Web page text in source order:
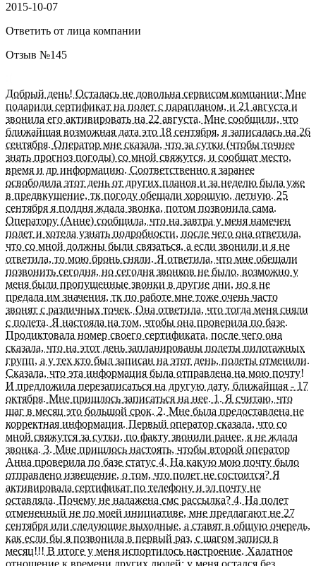
2015-10-07
Ответить от лица компании
Отзыв №145
Добрый день! Осталась не довольна сервисом компании: Мне
подарили сертификат на полет с парапланом, и 21 августа и
звонила его активировать на 22 августа. Мне сообщили, что
ближайшая возможная дата это 18 сентября, я записалась на 26
сентября. Оператор мне сказала, что за сутки (чтобы точнее
знать прогноз погоды) со мной свяжутся, и сообщат место,
время и др информацию. Соответственно я заранее
освободила этот день от других планов и за неделю была уже
в предвкушение, тк погоду обещали хорошую, летную. 25
сентября я полдня ждала звонка, потом позвонила сама.
Оператору (Анне) сообщила, что на завтра у меня намечен
полет и хотела узнать подробности, после чего она ответила,
что со мной должны были связаться, а если звонили и я не
ответила, то мою бронь сняли. Я ответила, что мне обещали
позвонить сегодня, но сегодня звонков не было, возможно у
меня были пропущенные звонки в другие дни, но я не
предала им значения, тк по работе мне тоже очень часто
звонят с различных точек. Она ответила, что тогда меня сняли
с полета. Я настояла на том, чтобы она проверила по базе.
Продиктовала номер своего сертификата, после чего она
сказала, что на этот день запланированы полеты пилотажных
групп, а у тех кто был записан на этот день, полеты отменили.
Сказала, что эта информация была отправлена на мою почту!
И предложила перезаписаться на другую дату, ближайшая - 17
октября. Мне пришлось записаться на нее. 1. Я считаю, что
шаг в месяц это большой срок. 2. Мне была предоставлена не
корректная информация. Первый оператор сказала, что со
мной свяжутся за сутки, по факту звонили ранее, я не ждала
звонка. 3. Мне пришлось настоять, чтобы второй оператор
Анна проверила по базе статус 4. На какую мою почту было
отправлено извещение, о том, что полет не состоится? Я
активировала сертификат по телефону и эл почту не
оставляла. Почему не налажена смс рассылка? 4. На полет
отмененный не по моей инициативе, мне предлагают не 27
сентября или следующие выходные, а ставят в общую очередь,
как если бы я позвонила в первый раз, с шагом записи в
месяц!!! В итоге у меня испортилось настроение. Халатное